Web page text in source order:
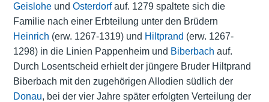
Geisloheund Osterdorfauf. 1279 spaltete sich die
Familie nach einer Erbteilung unter den Brüdern
Heinrich (erw. 1267-1319) und Hiltprand (erw. 1267-
1298) in die Linien Pappenheim und Biberbach auf.
Durch Losentscheid erhielt der jüngere Bruder Hiltprand
Biberbach mit den zugehörigen Allodien südlich der
Donau, bei der vier Jahre später erfolgten Verteilung der